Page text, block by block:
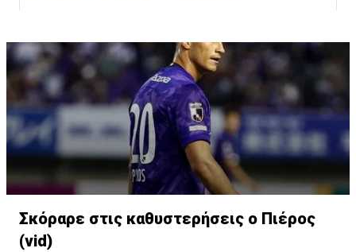
Η δημοσίευση κοινοποιήθηκε από το χρήστη David Beckham
Σκόραρε στις καθυστερήσεις ο Πιέρος
(vid)